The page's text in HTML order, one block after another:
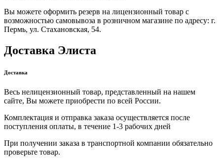
Вы можете оформить резерв на лицензионный товар с
возможностью самовывоза в розничном магазине по адресу: г.
Пермь, ул. Стахановская, 54.
Доставка Элиста
Доставка
Весь нелицензионный товар, представленный на нашем
сайте, Вы можете приобрести по всей России.
Комплектация и отправка заказа осуществляется после
поступления оплаты, в течение 1-3 рабочих дней
При получении заказа в транспортной компании обязательно
проверьте товар.